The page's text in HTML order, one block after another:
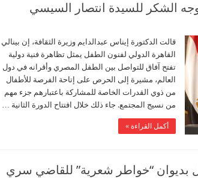
الشكر للسيدة انتصار السيسي
قالت الدكتورة إيناس عبدالدايم وزيرة الثقافة، إن بينالي
القاهرة الدولي لفنون الطفل يمثل تظاهرة فنية دولية
تفتح آفاق للتواصل بين الطفل المصري وأقرانه في دول
العالم، مشيرة إلى الحرص على إتاحة الفرصة للأطفال
من ذوي القدرات الخاصة للمشاركة باعتبارهم جزء مهم
من نسيج المجتمع. جاء ذلك خلال افتتاح الدورة الثانية …
أكمل القراءة »
بديوان “خواطر شعرية” للقاضي سري